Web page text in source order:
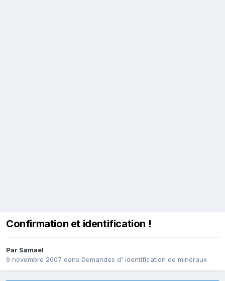
Confirmation et identification !
Par Samael
9 novembre 2007 dans Demandes d' identification de minéraux